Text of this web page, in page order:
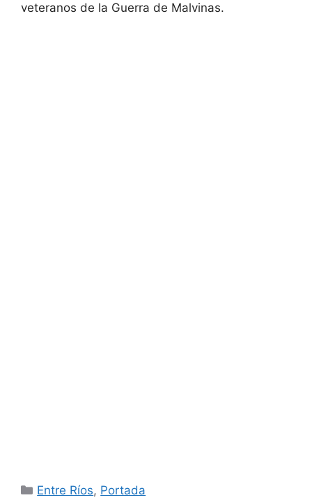
veteranos de la Guerra de Malvinas.
Categorías
Entre Ríos, Portada